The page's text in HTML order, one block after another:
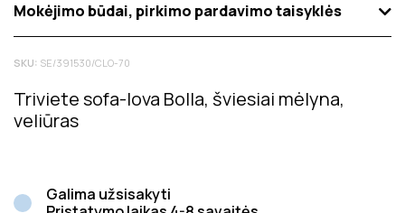
Mokėjimo būdai, pirkimo pardavimo taisyklės
SKU: SE/391530/CLO-70
Triviete sofa-lova Bolla, šviesiai mėlyna,
veliūras
Galima užsisakyti